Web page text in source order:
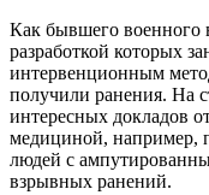
Как бывшего военного
разработкой которых
интервенционным
получили ранения. На
интересных докладов
медициной, например,
людей с
взрывных ранений.